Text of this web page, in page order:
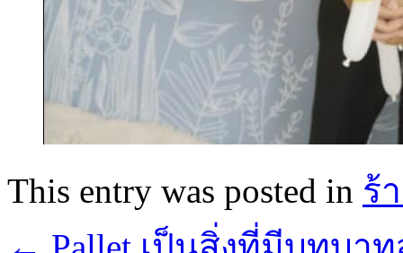
This entry was posted in ร้